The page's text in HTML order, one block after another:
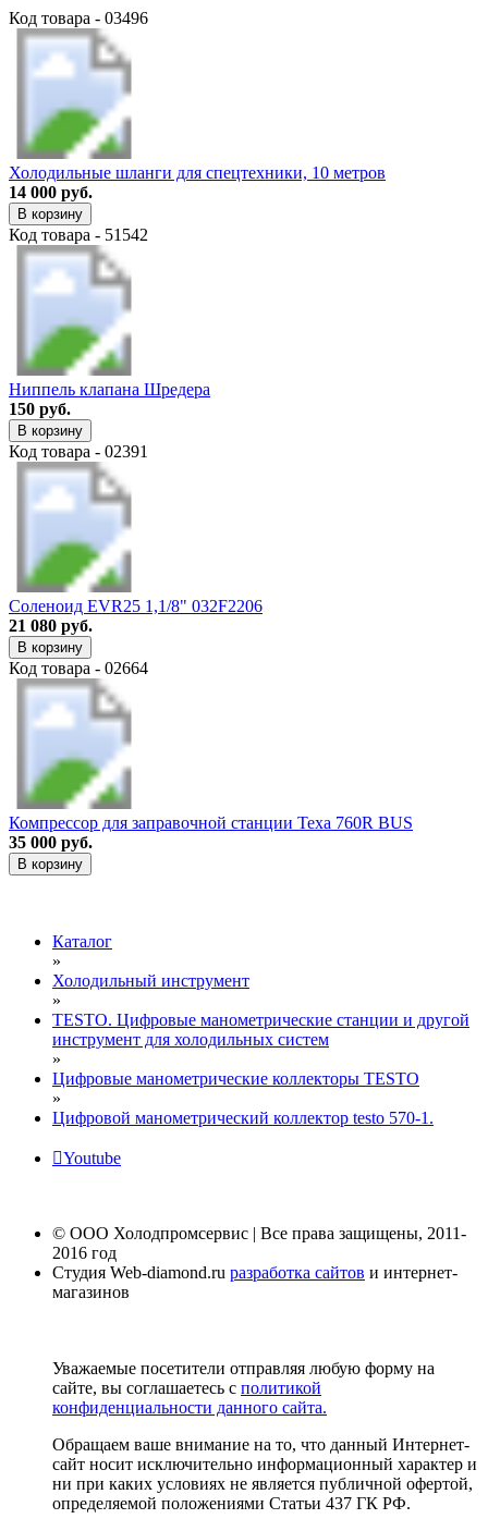
Код товара - 03496
Холодильные шланги для спецтехники, 10 метров
14 000 руб.
В корзину
Код товара - 51542
Ниппель клапана Шредера
150 руб.
В корзину
Код товара - 02391
Соленоид EVR25 1,1/8" 032F2206
21 080 руб.
В корзину
Код товара - 02664
Компрессор для заправочной станции Texa 760R BUS
35 000 руб.
В корзину
Каталог
»
Холодильный инструмент
»
TESTO. Цифровые манометрические станции и другой
инструмент для холодильных систем
»
Цифровые манометрические коллекторы TESTO
»
Цифровой манометрический коллектор testo 570-1.
Youtube
© ООО Холодпромсервис | Все права защищены, 2011-
2016 год
Студия Web-diamond.ru разработка сайтов и интернет-
магазинов
Уважаемые посетители отправляя любую форму на
сайте, вы соглашаетесь с политикой
конфиденциальности данного сайта.
Обращаем ваше внимание на то, что данный Интернет-
сайт носит исключительно информационный характер и
ни при каких условиях не является публичной офертой,
определяемой положениями Статьи 437 ГК РФ.